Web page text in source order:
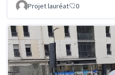
Projet lauréat 0